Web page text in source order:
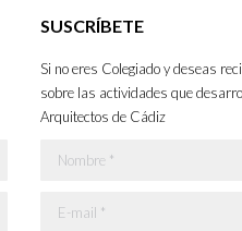
SUSCRÍBETE
Si no eres Colegiado y deseas
sobre las actividades que
Arquitectos de Cádiz
Nombre *
E-mail *